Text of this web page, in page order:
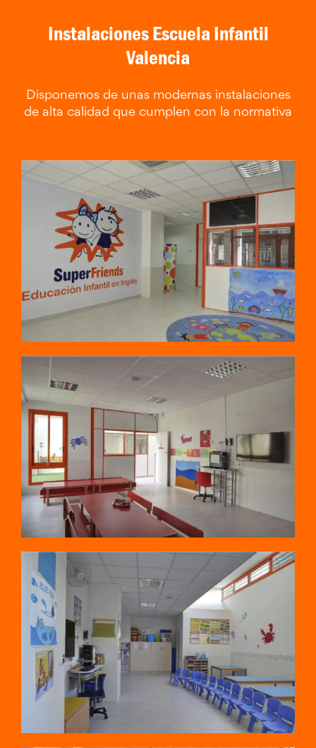
Instalaciones Escuela Infantil
Valencia
Disponemos de unas modernas instalaciones
de alta calidad que cumplen con la normativa